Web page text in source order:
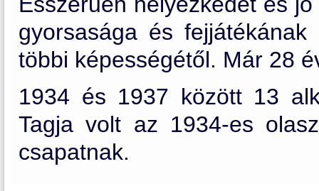
gyorsasága és
többi képességétől. Már 28
1934 és 1937 között 13
Tagja volt az 1934-es
csapatnak.